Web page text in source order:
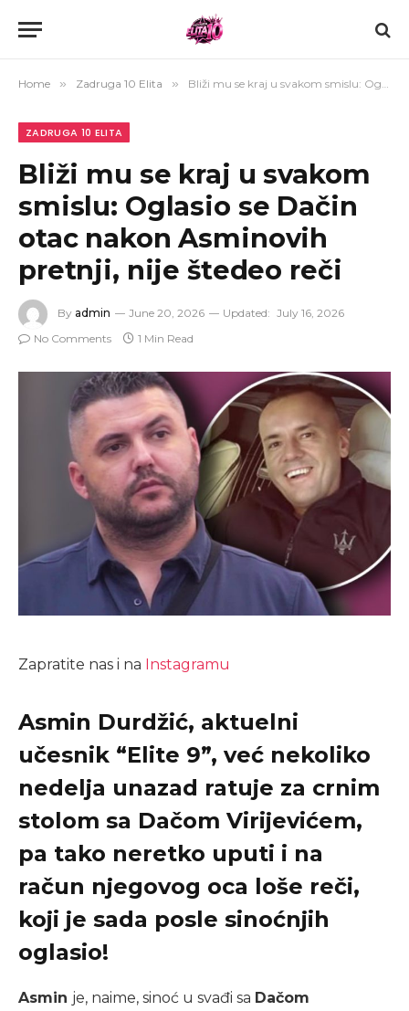
Home » Zadruga 10 Elita » Bliži mu se kraj u svakom smislu: Oglasio se Dačin otac nakon Asminovih pretnji, nije štedeo reči
ZADRUGA 10 ELITA
Bliži mu se kraj u svakom
smislu: Oglasio se Dačin
otac nakon Asminovih
pretnji, nije štedeo reči
By admin June 20, 2026 Updated: July 16, 2026
No Comments
1 Min Read
Zapratite nas i na Instagramu
Asmin Durdžić, aktuelni
učesnik “Elite 9”, već nekoliko
nedelja unazad ratuje za crnim
stolom sa Dačom Virijevićem,
pa tako neretko uputi i na
račun njegovog oca loše reči,
koji je sada posle sinoćnjih
oglasio!
Asmin je, naime, sinoć u svađi sa Dačom